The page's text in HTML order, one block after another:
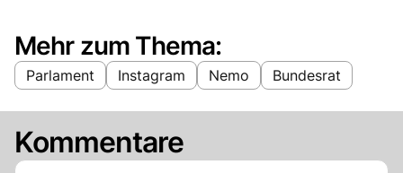
Mehr zum Thema:
Parlament Instagram Nemo Bundesrat
Kommentare